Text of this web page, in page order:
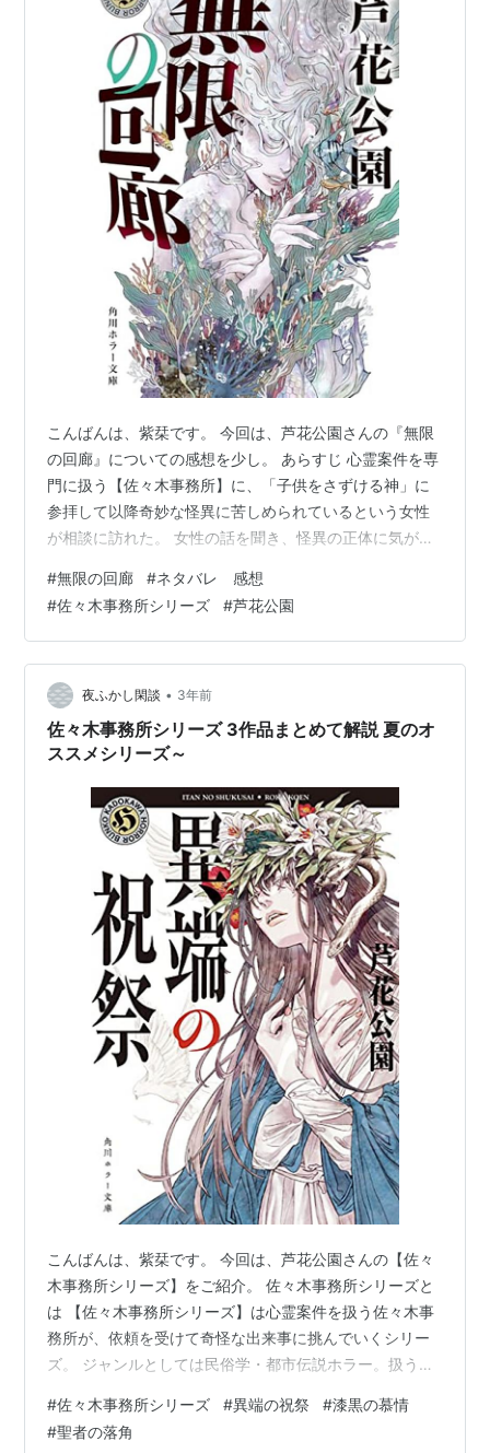
こんばんは、紫栞です。 今回は、芦花公園さんの『無限
の回廊』についての感想を少し。 あらすじ 心霊案件を専
門に扱う【佐々木事務所】に、「子供をさずける神」に
参拝して以降奇妙な怪異に苦しめられているという女性
が相談に訪れた。 女性の話を聞き、怪異の正体に気がつ
自分では手に負えないと判断し、最強の拝み屋・物部斉
清にお祓いを頼む。しかし、祓えはしたものの、それは
物部の命と引き換えだった。 自分の所為で物部が死ん
だ。 るみは後悔と絶望に苛まれるが、るみの悪夢はまだ
まだ終わらず･･･――。 物部さん！ 『無限の回廊』は
2025年2月に刊行された長編小説。…
#無限の回廊 #ネタバレ 感想
#佐々木事務所シリーズ #芦花公園
夜ふかし閑談 • 3年前
佐々木事務所シリーズ 3作品まとめて解説 夏のオ
ススメシリーズ～
こんばんは、紫栞です。 今回は、芦花公園さんの【佐々
木事務所シリーズ】をご紹介。 佐々木事務所シリーズと
は 【佐々木事務所シリーズ】は心霊案件を扱う佐々木事
務所が、依頼を受けて奇怪な出来事に挑んでいくシリー
ズ。 ジャンルとしては民俗学・都市伝説ホラー。扱うの
リーズですが、人怖系ホラー要素とミステリ要素もある
ので、ホラー慣れしていない人にもオススメのシリー
#佐々木事務所シリーズ #異端の祝祭 #漆黒の慕情
#聖者の落角